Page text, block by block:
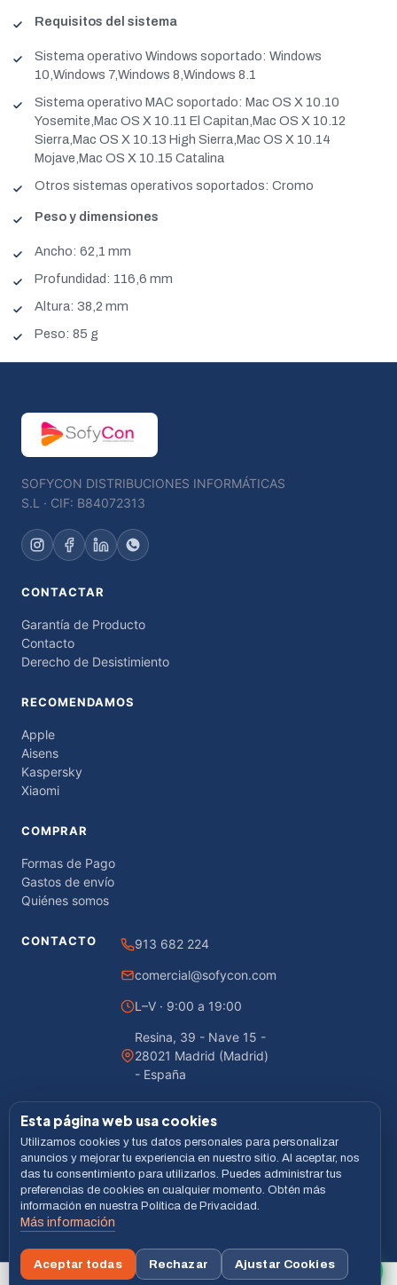
Requisitos del sistema
Sistema operativo Windows soportado: Windows
10,Windows 7,Windows 8,Windows 8.1
Sistema operativo MAC soportado: Mac OS X 10.10
Yosemite,Mac OS X 10.11 El Capitan,Mac OS X 10.12
Sierra,Mac OS X 10.13 High Sierra,Mac OS X 10.14
Mojave,Mac OS X 10.15 Catalina
Otros sistemas operativos soportados: Cromo
Peso y dimensiones
Ancho: 62,1 mm
Profundidad: 116,6 mm
Altura: 38,2 mm
Peso: 85 g
SOFYCON DISTRIBUCIONES INFORMÁTICAS
S.L · CIF: B84072313
CONTACTAR
Garantía de Producto
Contacto
Derecho de Desistimiento
RECOMENDAMOS
Apple
Aisens
Kaspersky
Xiaomi
COMPRAR
Formas de Pago
Gastos de envío
Quiénes somos
CONTACTO 913 682 224
comercial@sofycon.com
L–V · 9:00 a 19:00
Resina, 39 - Nave 15 -
28021 Madrid (Madrid)
- España
© 2026 Sofycon · Todos los derechos reservados
Desarrollado porLiveCommerce
Aviso legal
MASTERCARD BIZUM
Esta página web usa cookies
Utilizamos cookies y tus datos personales para personalizar
anuncios y mejorar tu experiencia en nuestro sitio. Al aceptar, nos
das tu consentimiento para utilizarlos. Puedes administrar tus
preferencias de cookies en cualquier momento. Obtén más
información en nuestra Política de Privacidad.
Más información
Aceptar todas Rechazar Ajustar Cookies